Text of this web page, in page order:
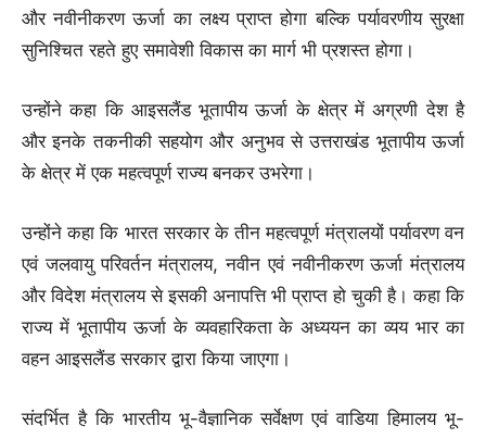
और नवीनीकरण ऊर्जा का लक्ष्य प्राप्त होगा बल्कि पर्यावरणीय सुरक्षा
सुनिश्चित रहते हुए समावेशी विकास का मार्ग भी प्रशस्त होगा।
उन्होंने कहा कि आइसलैंड भूतापीय ऊर्जा के क्षेत्र में अग्रणी देश है
और इनके तकनीकी सहयोग और अनुभव से उत्तराखंड भूतापीय ऊर्जा
के क्षेत्र में एक महत्वपूर्ण राज्य बनकर उभरेगा।
उन्होंने कहा कि भारत सरकार के तीन महत्वपूर्ण मंत्रालयों पर्यावरण वन
एवं जलवायु परिवर्तन मंत्रालय, नवीन एवं नवीनीकरण ऊर्जा मंत्रालय
और विदेश मंत्रालय से इसकी अनापत्ति भी प्राप्त हो चुकी है। कहा कि
राज्य में भूतापीय ऊर्जा के व्यवहारिकता के अध्ययन का व्यय भार का
वहन आइसलैंड सरकार द्वारा किया जाएगा।
संदर्भित है कि भारतीय भू-वैज्ञानिक सर्वेक्षण एवं वाडिया हिमालय भू-